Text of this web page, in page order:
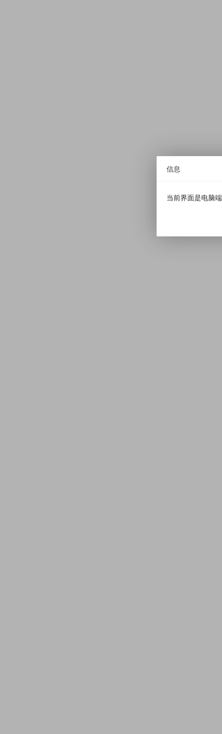
信息
当前界面是电脑